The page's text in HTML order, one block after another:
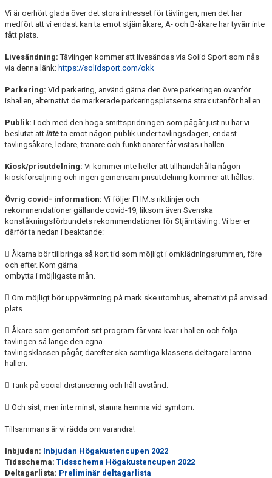
Vi är oerhört glada över det stora intresset för tävlingen, men det har
medfört att vi endast kan ta emot stjärnåkare, A- och B-åkare har tyvärr inte
fått plats.
Livesändning: Tävlingen kommer att livesändas via Solid Sport som nås
via denna länk: https://solidsport.com/okk
Parkering: Vid parkering, använd gärna den övre parkeringen ovanför
ishallen, alternativt de markerade parkeringsplatserna strax utanför hallen.
Publik: I och med den höga smittspridningen som pågår just nu har vi
beslutat att inteta emot någon publik under tävlingsdagen, endast
tävlingsåkare, ledare, tränare och funktionärer får vistas i hallen.
Kiosk/prisutdelning: Vi kommer inte heller att tillhandahålla någon
kioskförsäljning och ingen gemensam prisutdelning kommer att hållas.
Övrig covid- information: Vi följer FHM:s riktlinjer och
rekommendationer gällande covid-19, liksom även Svenska
konståkningsförbundets rekommendationer för Stjärntävling. Vi ber er
därför ta nedan i beaktande:
 Åkarna bör tillbringa så kort tid som möjligt i omklädningsrummen, före
och efter. Kom gärna
ombytta i möjligaste mån.
 Om möjligt bör uppvärmning på mark ske utomhus, alternativt på anvisad
plats.
 Åkare som genomfört sitt program får vara kvar i hallen och följa
tävlingen så länge den egna
tävlingsklassen pågår, därefter ska samtliga klassens deltagare lämna
hallen.
 Tänk på social distansering och håll avstånd.
 Och sist, men inte minst, stanna hemma vid symtom.
Tillsammans är vi rädda om varandra!
Inbjudan: Inbjudan Högakustencupen 2022
Tidsschema: Tidsschema Högakustencupen 2022
Deltagarlista: Preliminär deltagarlista